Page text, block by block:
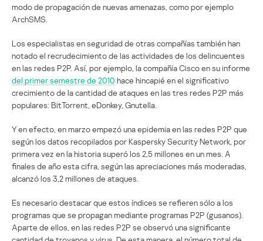
modo de propagación de nuevas amenazas, como por ejemplo
ArchSMS.
Los especialistas en seguridad de otras compañías también han
notado el recrudecimiento de las actividades de los delincuentes
en las redes P2P. Así, por ejemplo, la compañía Cisco en su informe
del primer semestre de 2010 hace hincapié en el significativo
crecimiento de la cantidad de ataques en las tres redes P2P más
populares: BitTorrent, eDonkey, Gnutella.
Y en efecto, en marzo empezó una epidemia en las redes P2P que
según los datos recopilados por Kaspersky Security Network, por
primera vez en la historia superó los 2,5 millones en un mes. A
finales de año esta cifra, según las apreciaciones más moderadas,
alcanzó los 3,2 millones de ataques.
Es necesario destacar que estos índices se refieren sólo a los
programas que se propagan mediante programas P2P (gusanos).
Aparte de ellos, en las redes P2P se observó una significante